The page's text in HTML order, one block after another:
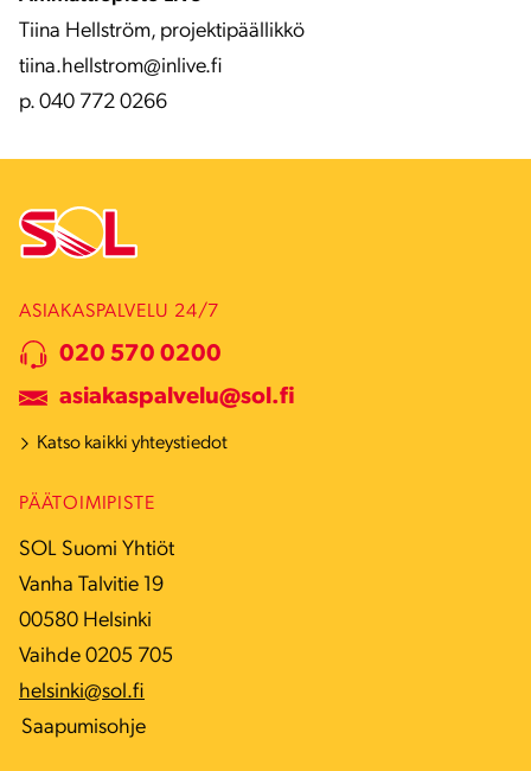
Tiina Hellström, projektipäällikkö
tiina.hellstrom@inlive.fi
p. 040 772 0266
ASIAKASPALVELU 24/7
020 570 0200
asiakaspalvelu@sol.fi
Katso kaikki yhteystiedot
PÄÄTOIMIPISTE
SOL Suomi Yhtiöt
Vanha Talvitie 19
00580 Helsinki
Vaihde 0205 705
helsinki@sol.fi
Saapumisohje